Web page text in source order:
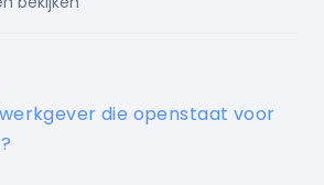
die openstaat voor